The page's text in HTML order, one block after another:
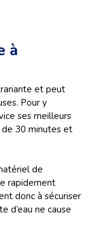
à
et peut
Pour y
ses meilleurs
de 30 minutes et
de
rapidement
donc à sécuriser
d’eau ne cause